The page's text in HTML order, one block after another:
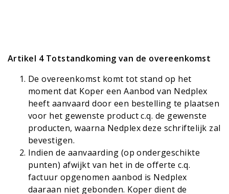
Artikel 4 Totstandkoming van de overeenkomst
De overeenkomst komt tot stand op het
moment dat Koper een Aanbod van Nedplex
heeft aanvaard door een bestelling te plaatsen
voor het gewenste product c.q. de gewenste
producten, waarna Nedplex deze schriftelijk zal
bevestigen.
Indien de aanvaarding (op ondergeschikte
punten) afwijkt van het in de offerte c.q.
factuur opgenomen aanbod is Nedplex
daaraan niet gebonden. Koper dient de